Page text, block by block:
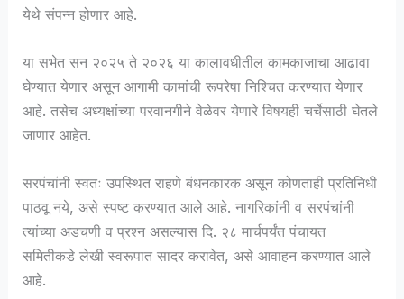
येथे संपन्न होणार आहे.
या सभेत सन २०२५ ते २०२६ या कालावधीतील कामकाजाचा आढावा
घेण्यात येणार असून आगामी कामांची रूपरेषा निश्चित करण्यात येणार
आहे. तसेच अध्यक्षांच्या परवानगीने वेळेवर येणारे विषयही चर्चेसाठी घेतले
जाणार आहेत.
सरपंचांनी स्वतः उपस्थित राहणे बंधनकारक असून कोणताही प्रतिनिधी
पाठवू नये, असे स्पष्ट करण्यात आले आहे. नागरिकांनी व सरपंचांनी
त्यांच्या अडचणी व प्रश्न असल्यास दि. २८ मार्चपर्यंत पंचायत
समितीकडे लेखी स्वरूपात सादर करावेत, असे आवाहन करण्यात आले
आहे.